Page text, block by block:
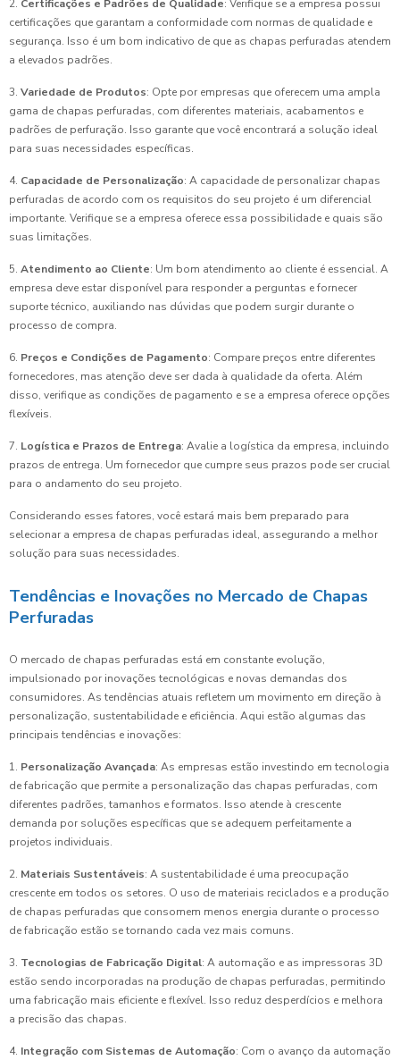
2. Certificações e Padrões de Qualidade: Verifique se a empresa possui
certificações que garantam a conformidade com normas de qualidade e
segurança. Isso é um bom indicativo de que as chapas perfuradas atendem
a elevados padrões.
3. Variedade de Produtos: Opte por empresas que oferecem uma ampla
gama de chapas perfuradas, com diferentes materiais, acabamentos e
padrões de perfuração. Isso garante que você encontrará a solução ideal
para suas necessidades específicas.
4. Capacidade de Personalização: A capacidade de personalizar chapas
perfuradas de acordo com os requisitos do seu projeto é um diferencial
importante. Verifique se a empresa oferece essa possibilidade e quais são
suas limitações.
5. Atendimento ao Cliente: Um bom atendimento ao cliente é essencial. A
empresa deve estar disponível para responder a perguntas e fornecer
suporte técnico, auxiliando nas dúvidas que podem surgir durante o
processo de compra.
6. Preços e Condições de Pagamento: Compare preços entre diferentes
fornecedores, mas atenção deve ser dada à qualidade da oferta. Além
disso, verifique as condições de pagamento e se a empresa oferece opções
flexíveis.
7. Logística e Prazos de Entrega: Avalie a logística da empresa, incluindo
prazos de entrega. Um fornecedor que cumpre seus prazos pode ser crucial
para o andamento do seu projeto.
Considerando esses fatores, você estará mais bem preparado para
selecionar a empresa de chapas perfuradas ideal, assegurando a melhor
solução para suas necessidades.
Tendências e Inovações no Mercado de Chapas
Perfuradas
O mercado de chapas perfuradas está em constante evolução,
impulsionado por inovações tecnológicas e novas demandas dos
consumidores. As tendências atuais refletem um movimento em direção à
personalização, sustentabilidade e eficiência. Aqui estão algumas das
principais tendências e inovações:
1. Personalização Avançada: As empresas estão investindo em tecnologia
de fabricação que permite a personalização das chapas perfuradas, com
diferentes padrões, tamanhos e formatos. Isso atende à crescente
demanda por soluções específicas que se adequem perfeitamente a
projetos individuais.
2. Materiais Sustentáveis: A sustentabilidade é uma preocupação
crescente em todos os setores. O uso de materiais reciclados e a produção
de chapas perfuradas que consomem menos energia durante o processo
de fabricação estão se tornando cada vez mais comuns.
3. Tecnologias de Fabricação Digital: A automação e as impressoras 3D
estão sendo incorporadas na produção de chapas perfuradas, permitindo
uma fabricação mais eficiente e flexível. Isso reduz desperdícios e melhora
a precisão das chapas.
4. Integração com Sistemas de Automação: Com o avanço da automação